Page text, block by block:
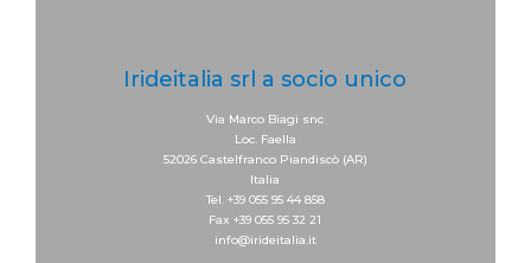
Irideitalia srl a socio unico
Via Marco Biagi snc
Loc. Faella
52026 Castelfranco Piandiscò (AR)
Italia
Tel. +39 055 95 44 858
Fax +39 055 95 32 21
info@irideitalia.it